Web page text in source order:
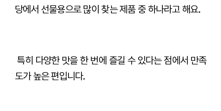
당에서 선물용으로 많이 찾는 제품 중 하나라고 해요.
특히 다양한 맛을 한 번에 즐길 수 있다는 점에서 만족
도가 높은 편입니다.